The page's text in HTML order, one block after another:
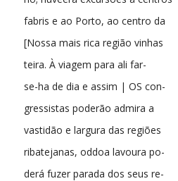
fabris e ao Porto, ao centro da
[Nossa mais rica região vinhas
teira. À viagem para ali far-
se-ha de dia e assim | OS con-
gressistas poderão admira a
vastidão e largura das regiões
ribatejanas, oddoa lavoura po-
derá fuzer parada dos seus re-